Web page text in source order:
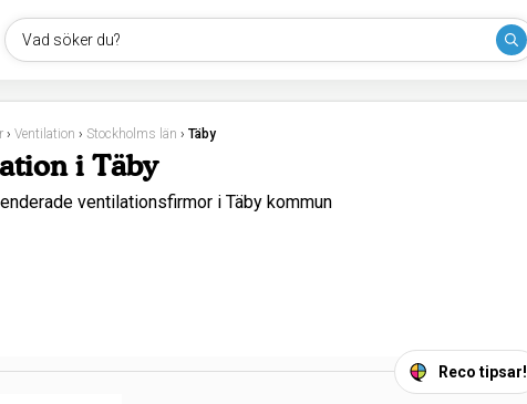
Vad söker du?
› Ventilation › Stockholms län › Täby
i Täby
ventilationsfirmor i Täby kommun
Reco tipsar!